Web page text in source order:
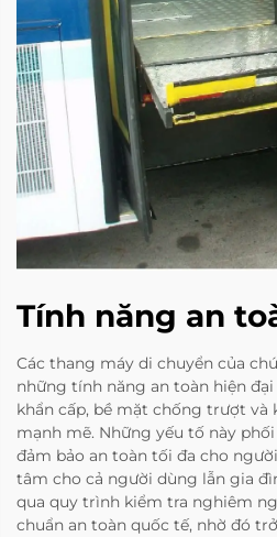
Tính năng an
Các thang máy di chuyển của
những tính năng an toàn hiện
khẩn cấp, bề mặt chống trượt và
mạnh mẽ. Những yếu tố này
đảm bảo an toàn tối đa cho
tâm cho cả người dùng lẫn gia
qua quy trình kiểm tra nghiêm
chuẩn an toàn quốc tế, nhờ đó